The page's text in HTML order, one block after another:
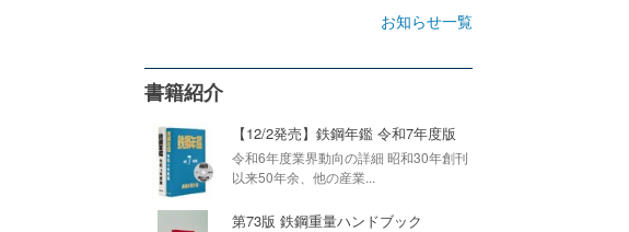
お知らせ一覧
書籍紹介
【12/2発売】鉄鋼年鑑 令和7年度版
令和6年度業界動向の詳細 昭和30年創刊
以来50年余、他の産業...
第73版 鉄鋼重量ハンドブック